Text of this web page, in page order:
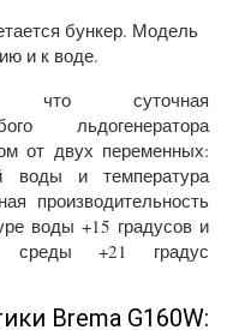
бункер. Модель
и к воде.
что суточная
льдогенератора
от двух переменных:
воды и температура
производительность
воды +15 градусов и
среды +21 градус
Brema G160W: